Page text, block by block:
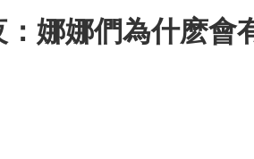
娜娜們為什麽會